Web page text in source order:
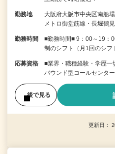
勤務地
大阪府大阪市中央区南船
メトロ御堂筋線・長堀鶴
勤務時間
■勤務時間■ 9：00～19：
制のシフト（月1回のシフ
応募資格
■業界・職種経験・学歴
バウンド型コールセンタ
後で見る
更新日：